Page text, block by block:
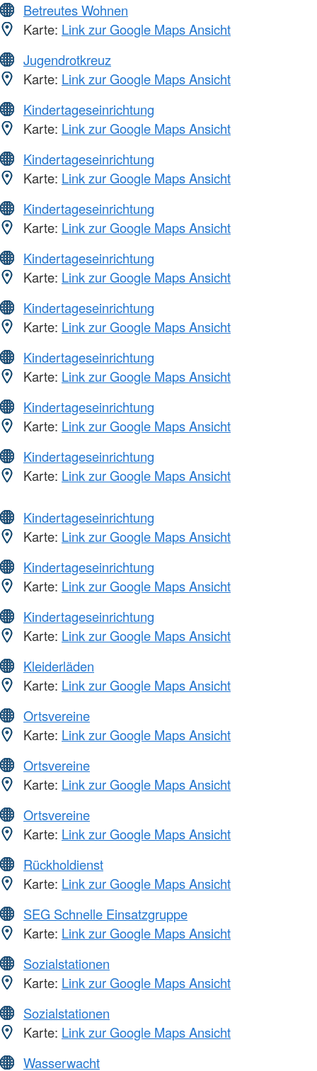
Betreutes Wohnen
Karte: Link zur Google Maps Ansicht
Jugendrotkreuz
Karte: Link zur Google Maps Ansicht
Kindertageseinrichtung
Karte: Link zur Google Maps Ansicht
Kindertageseinrichtung
Karte: Link zur Google Maps Ansicht
Kindertageseinrichtung
Karte: Link zur Google Maps Ansicht
Kindertageseinrichtung
Karte: Link zur Google Maps Ansicht
Kindertageseinrichtung
Karte: Link zur Google Maps Ansicht
Kindertageseinrichtung
Karte: Link zur Google Maps Ansicht
Kindertageseinrichtung
Karte: Link zur Google Maps Ansicht
Kindertageseinrichtung
Karte: Link zur Google Maps Ansicht
Kindertageseinrichtung
Karte: Link zur Google Maps Ansicht
Kindertageseinrichtung
Karte: Link zur Google Maps Ansicht
Kindertageseinrichtung
Karte: Link zur Google Maps Ansicht
Kleiderläden
Karte: Link zur Google Maps Ansicht
Ortsvereine
Karte: Link zur Google Maps Ansicht
Ortsvereine
Karte: Link zur Google Maps Ansicht
Ortsvereine
Karte: Link zur Google Maps Ansicht
Rückholdienst
Karte: Link zur Google Maps Ansicht
SEG Schnelle Einsatzgruppe
Karte: Link zur Google Maps Ansicht
Sozialstationen
Karte: Link zur Google Maps Ansicht
Sozialstationen
Karte: Link zur Google Maps Ansicht
Wasserwacht